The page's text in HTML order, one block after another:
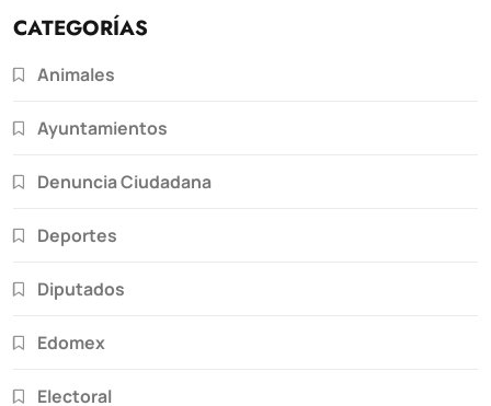
CATEGORÍAS
Animales
Ayuntamientos
Denuncia Ciudadana
Deportes
Diputados
Edomex
Electoral